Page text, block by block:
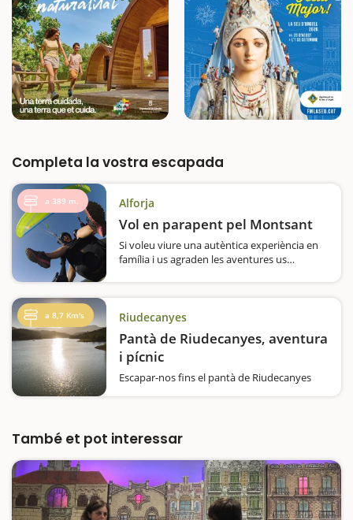
Completa la vostra escapada
a 389 m. Alforja
Vol en parapent pel Montsant
Si voleu viure una autèntica experiència en
família i us agraden les aventures us
vista d’ocell. Dalt del parapent biplaça us
acompanyarà un pilot de qualitat amb…
a 8,7 Km's Riudecanyes
Pantà de Riudecanyes, aventura
i pícnic
Escapar-nos fins el pantà de Riudecanyes
aparcar just al costat, dos elements força
importants. Aquí…
També et pot interessar